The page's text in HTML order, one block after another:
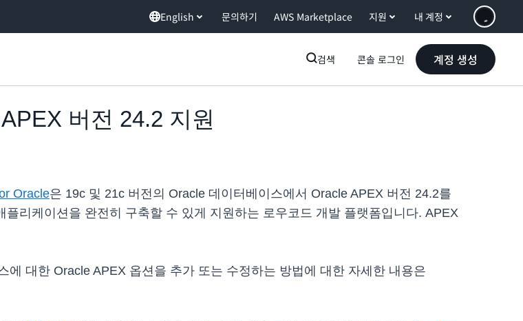
English 문의하기 AWS Marketplace 지원 내 계정
검색 콘솔 로그인 계정 생성
버전 24.2 지원
Oracle은 19c 및 21c 버전의 Oracle 데이터베이스에서 Oracle APEX 버전 24.2를
리케이션을 완전히 구축할 수 있게 지원하는 로우코드 개발 플랫폼입니다. APEX
대한 Oracle APEX 옵션을 추가 또는 수정하는 방법에 대한 자세한 내용은